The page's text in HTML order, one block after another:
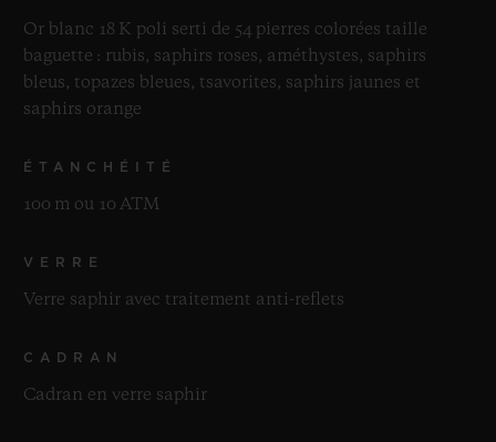
Or blanc 18 K poli serti de 54 pierres colorées taille
baguette : rubis, saphirs roses, améthystes, saphirs
bleus, topazes bleues, tsavorites, saphirs jaunes et
saphirs orange
ÉTANCHÉITÉ
100 m ou 10 ATM
VERRE
Verre saphir avec traitement anti-reflets
CADRAN
Cadran en verre saphir